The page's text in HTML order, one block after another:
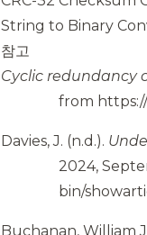
String to Binary
참고
Cyclic redundancy
from
Davies, J. (n.d.).
2024,
bin/
Buchanan, William